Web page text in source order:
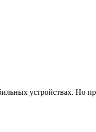
устройствах. Но